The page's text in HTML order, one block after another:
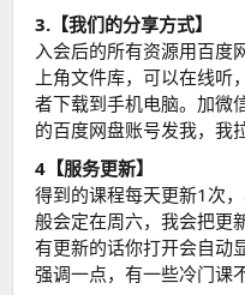
3.【我们的分享方式】
入会后的所有资源用百度
上角文件库，可以在线听
者下载到手机电脑。加微
的百度网盘账号发我，我
4【服务更新】
得到的课程每天更新1次
般会定在周六，我会把更
有更新的话你打开会自动
强调一点，有一些冷门课